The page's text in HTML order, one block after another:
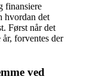
finansiere
hvordan det
Først når det
forventes der
ved